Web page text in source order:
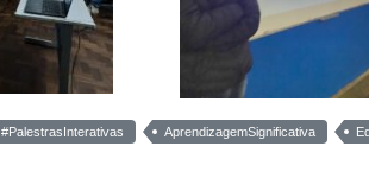
#PalestrasInterativas AprendizagemSignificativa